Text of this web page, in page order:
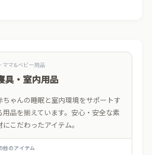
マ&ベビー用品
具・室内用品
ちゃんの睡眠と室内環境をサポートす
用品を揃えています。安心・安全な素
にこだわったアイテム。
他のアイテム